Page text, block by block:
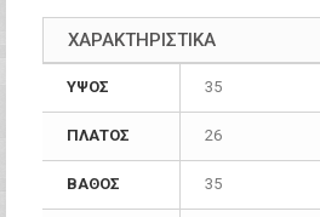
ΧΑΡΑΚΤΗΡΙΣΤΙΚΑ
ΥΨΟΣ 35
ΠΛΑΤΟΣ 26
ΒΑΘΟΣ 35